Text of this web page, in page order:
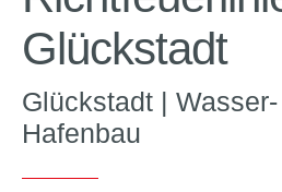
Glückstadt
Glückstadt |
Hafenbau